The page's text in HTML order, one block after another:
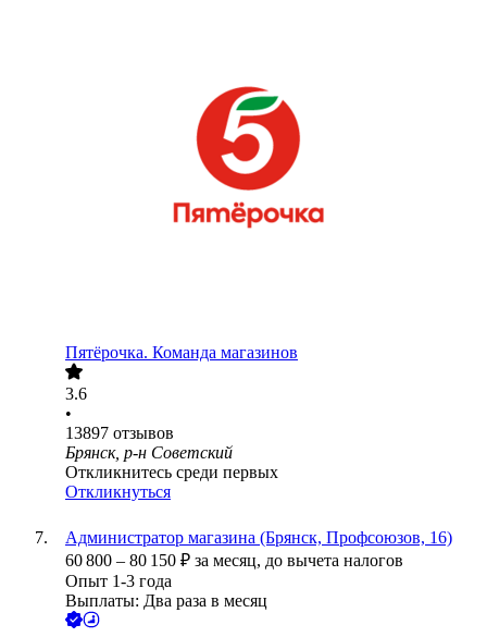
Пятёрочка. Команда магазинов
3.6
•
13897 отзывов
Брянск, р-н Советский
Откликнитесь среди первых
Откликнуться
Администратор магазина (Брянск, Профсоюзов, 16)
60 800 – 80 150 ₽ за месяц, до вычета налогов
Опыт 1-3 года
Выплаты: Два раза в месяц